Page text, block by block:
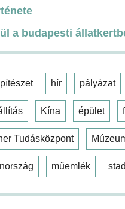
a budapesti
hír pályázat
Kína épület
Tudásközpont
műemlék